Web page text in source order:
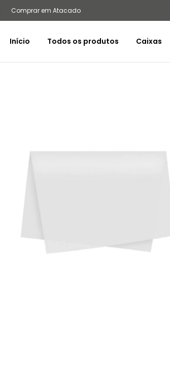
Comprar em Atacado
Início Todos os produtos Caixas